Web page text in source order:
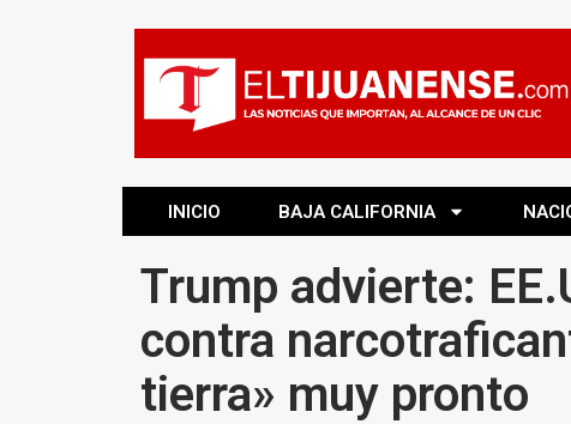
INICIO BAJA CALIFORNIA
Trump advierte:
contra
tierra» muy pronto